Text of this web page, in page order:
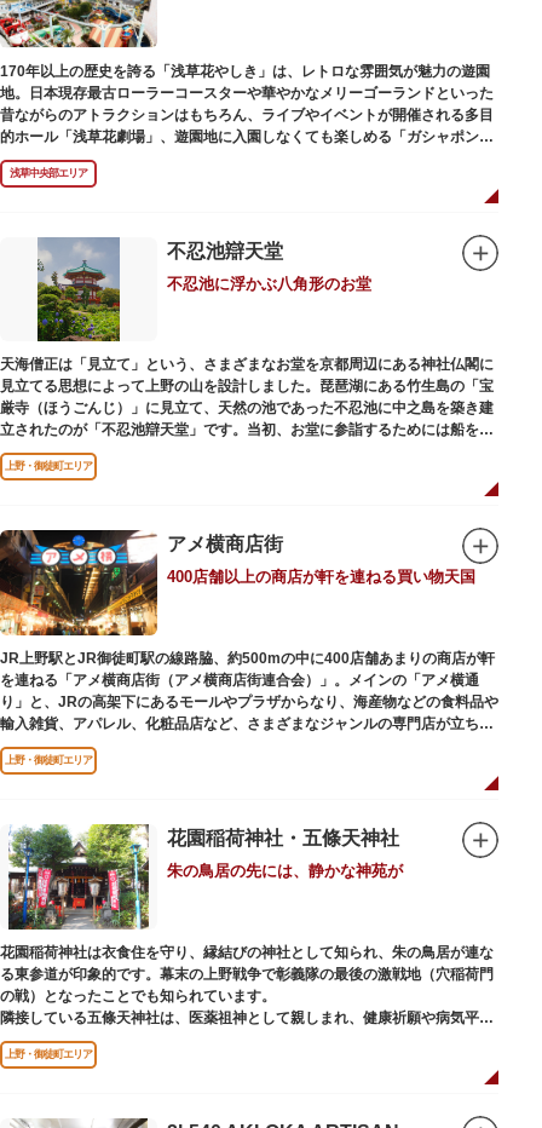
170年以上の歴史を誇る「浅草花やしき」は、レトロな雰囲気が魅力の遊園
地。日本現存最古ローラーコースターや華やかなメリーゴーランドといった
昔ながらのアトラクションはもちろん、ライブやイベントが開催される多目
的ホール「浅草花劇場」、遊園地に入園しなくても楽しめる「ガシャポンの
デパート浅草花やしき店」も併設され、さまざまな娯楽を楽しめる浅草の
「遊びの場」として親しまれています。
と菊細工を主とした花園（かえん）として誕生しました。明治時代に入ると
遊戯施設が置かれ、珍鳥や猛獣、見世物の展示などでも評判に。全国有数の
動物園としても知られるようになりました。戦後は遊園地として再開し、温
かさと懐かしさを併せ持つレトロなアトラクションや雰囲気で人気のスポッ
トとなっています。幼児（0歳～4歳）は入園とのりもの料が無料で、年齢や
身長制限の無いアトラクションもあり、子どもの遊園地デビューにもぴった
りです。
浅草中央部エリア
不忍池辯天堂
不忍池に浮かぶ八角形のお堂
天海僧正は「見立て」という、さまざまなお堂を京都周辺にある神社仏閣に
見立てる思想によって上野の山を設計しました。琵琶湖にある竹生島の「宝
厳寺（ほうごんじ）」に見立て、天然の池であった不忍池に中之島を築き建
立されたのが「不忍池辯天堂」です。当初、お堂に参詣するためには船を使
用していましたが、参詣者が増えたことから橋がかけられました。不忍池の
どこからでも参拝できるように、八角形の建物になったと言われ、7月から8
ご本尊である辯才天は、音楽と芸能の守り神として広く信仰され、
「辯”財”天」とも書くことから、金運上昇といったご利益もあると言われて
います。辯才天は琵琶を持った姿で知られていますが、不忍池辯天堂の辯才
天は、8本の腕に煩悩を破壊する武器をお持ちになっている「八臂辯才天
（はっぴべんざいてん）」。9月に行われる「巳成金（みなるかね）大祭」
で目にすることができます。
不忍池辯天堂には、豊臣秀吉公が大切にしていたという伝説のある、谷中七
福神とは別の「大黒天」も祀られています。
上野・御徒町エリア
アメ横商店街
400店舗以上の商店が軒を連ねる買い物天国
JR上野駅とJR御徒町駅の線路脇、約500mの中に400店舗あまりの商店が軒
を連ねる「アメ横商店街（アメ横商店街連合会）」。メインの「アメ横通
り」と、JRの高架下にあるモールやプラザからなり、海産物などの食料品や
輸入雑貨、アパレル、化粧品店など、さまざまなジャンルの専門店が立ち並
んでいます。活気ある呼び込みが飛び交うなかで、店員さんとの会話も楽し
みながら目玉商品や特価品を探せるのが魅力のひとつ。年末の叩き売りは風
アメ横のはじまりは、物資が底をついた第二次世界大戦後にできた闇市。多
くの闇市が的屋の仕切りであったのに対して、アメ横は満州からの復員兵が
共同体となり連合会を結成。出店を統制し、商店街が形成されました。
当時、JR上野駅のすぐ南に発生した闇市は、飴を販売する屋台があったこと
から「アメヤ横丁（飴屋通り）」と呼ばれるように。反対側のJR御徒町付近
には、アメリカ進駐軍の放出物資を販売する店ができたので「アメリカ横丁
（アメリカ通り）」と呼ばれるようになりました。この2つのエリアが統合
され、今の「アメ横」になったと言われています。
上野・御徒町エリア
花園稲荷神社・五條天神社
朱の鳥居の先には、静かな神苑が
花園稲荷神社は衣食住を守り、縁結びの神社として知られ、朱の鳥居が連な
る東参道が印象的です。幕末の上野戦争で彰義隊の最後の激戦地（穴稲荷門
の戦）となったことでも知られています。
隣接している五條天神社は、医薬祖神として親しまれ、健康祈願や病気平癒
祈願の参拝者が多く、相殿には菅原道真公も祀られています。
境内がつながっており、まるでひとつの神社かのように並んで鎮座していま
すが、それぞれ別々の由緒の独立した神社です。どちらの御朱印も五條天神
上野・御徒町エリア